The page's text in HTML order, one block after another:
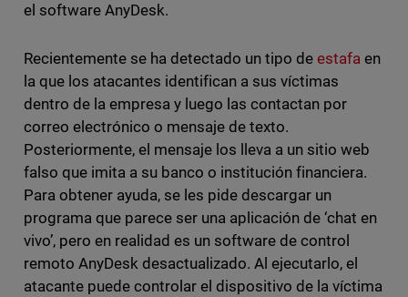
el software AnyDesk.
Recientemente se ha detectado un tipo deestafa en
la que los atacantes identifican a sus víctimas
dentro de la empresa y luego las contactan por
correo electrónico o mensaje de texto.
Posteriormente, el mensaje los lleva a un sitio web
falso que imita a su banco o institución financiera.
Para obtener ayuda, se les pide descargar un
programa que parece ser una aplicación de ‘chat en
vivo’, pero en realidad es un software de control
remoto AnyDesk desactualizado. Al ejecutarlo, el
atacante puede controlar el dispositivo de la víctima